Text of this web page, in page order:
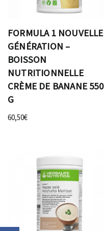
FORMULA 1 NOUVELLE
GÉNÉRATION –
BOISSON
NUTRITIONNELLE
CRÈME DE BANANE 550
G
60,50€